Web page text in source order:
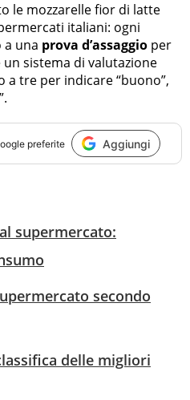
le mozzarelle fior di latte
italiani: ogni
una prova d’assaggio per
sistema di valutazione
a tre per indicare “buono”,
preferite Aggiungi
supermercato:
secondo
delle migliori